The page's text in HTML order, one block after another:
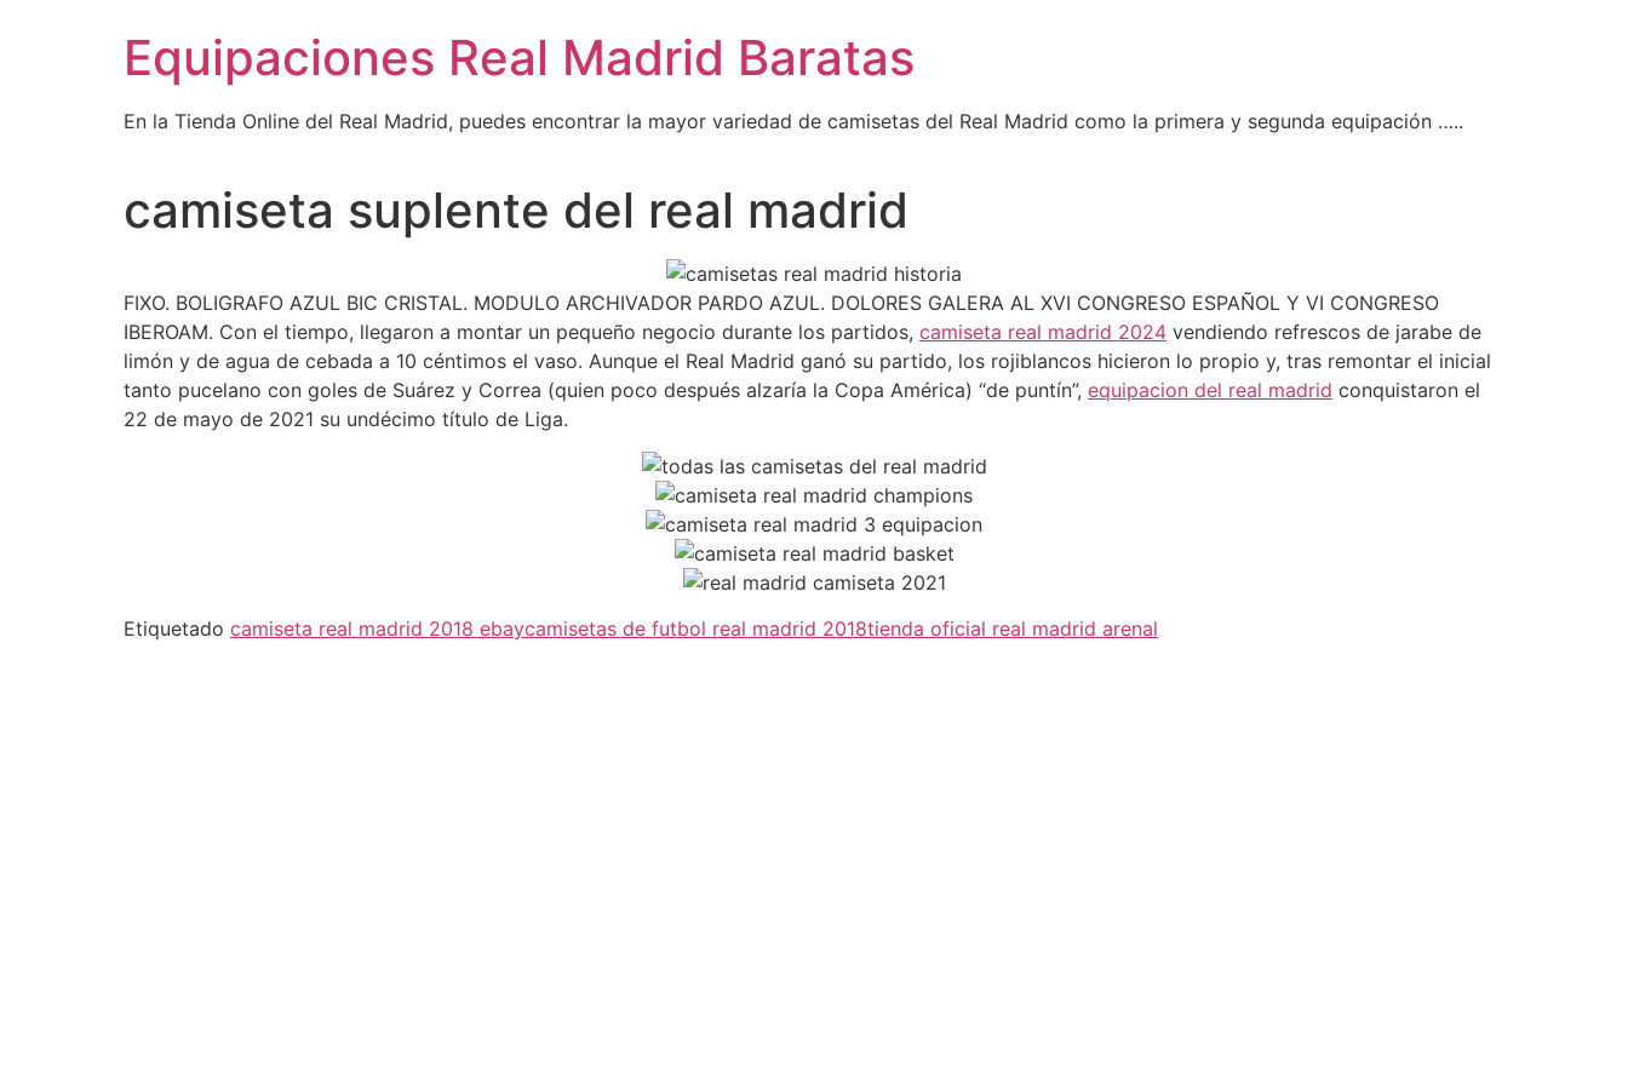
Equipaciones Real Madrid Baratas
En la Tienda Online del Real Madrid, puedes encontrar la mayor variedad de camisetas del Real Madrid como la primera y segunda equipación …..
camiseta suplente del real madrid
FIXO. BOLIGRAFO AZUL BIC CRISTAL. MODULO ARCHIVADOR PARDO AZUL. DOLORES GALERA AL XVI CONGRESO ESPAÑOL Y VI CONGRESO
IBEROAM. Con el tiempo, llegaron a montar un pequeño negocio durante los partidos, camiseta real madrid 2024 vendiendo refrescos de jarabe de
limón y de agua de cebada a 10 céntimos el vaso. Aunque el Real Madrid ganó su partido, los rojiblancos hicieron lo propio y, tras remontar el inicial
tanto pucelano con goles de Suárez y Correa (quien poco después alzaría la Copa América) “de puntín”, equipacion del real madrid conquistaron el
22 de mayo de 2021 su undécimo título de Liga.
Etiquetado camiseta real madrid 2018 ebaycamisetas de futbol real madrid 2018tienda oficial real madrid arenal